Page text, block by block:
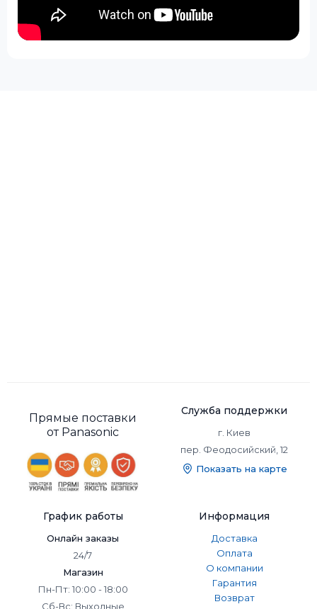
Прямые поставки
от Panasonic
Служба поддержки
г. Киев
пер. Феодосийский, 12
Показать на карте
График работы
Онлайн заказы
24/7
Магазин
Пн-Пт: 10:00 - 18:00
Сб-Вс: Выходные
Информация
Доставка
Оплата
О компании
Гарантия
Возврат